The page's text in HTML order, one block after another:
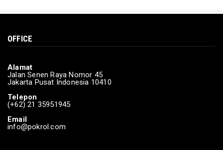
Korlap: Suara Rakyat adalah Kekuatan
OFFICE
Alamat
Jalan Senen Raya Nomor 45
Jakarta Pusat Indonesia 10410
Telepon
(+62) 21 35951945
Email
info@pokrol.com